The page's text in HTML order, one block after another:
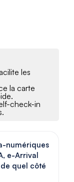
les
la carte
check-in
numériques
e-Arrival
quel côté